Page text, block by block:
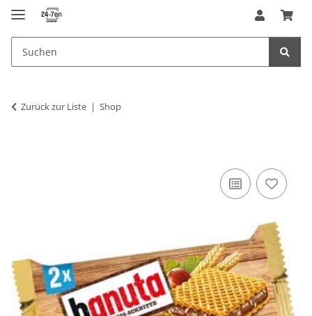
Zurück zur Liste Shop